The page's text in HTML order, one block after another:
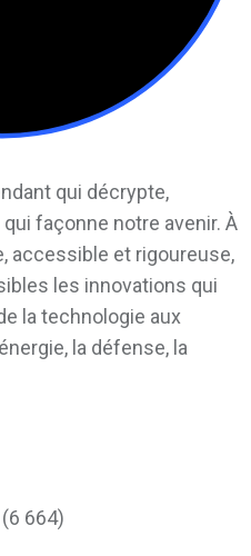
qui décrypte,
façonne notre avenir. À
accessible et rigoureuse,
les innovations qui
la technologie aux
la défense, la
(6 664)